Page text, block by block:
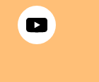
YouTube